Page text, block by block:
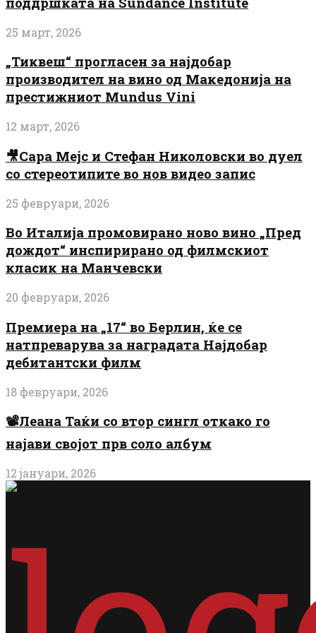
25 март, 2026
„Тиквеш“ прогласен за најдобар
производител на вино од Македонија на
престижниот Mundus Vini
12 март, 2026
🎥Сара Мејс и Стефан Николовски во дуел
со стереотипите во нов видео запис
25 февруари, 2026
Во Италија промовирано ново вино „Пред
дождот“ инспирирано од филмскиот
класик на Манчевски
20 февруари, 2026
Премиера на „17“ во Берлин, ќе се
натпреварува за наградата Најдобар
дебитантски филм
18 февруари, 2026
📽️Леана Таќи со втор сингл откако го
најави својот прв соло албум
12 јануари, 2026